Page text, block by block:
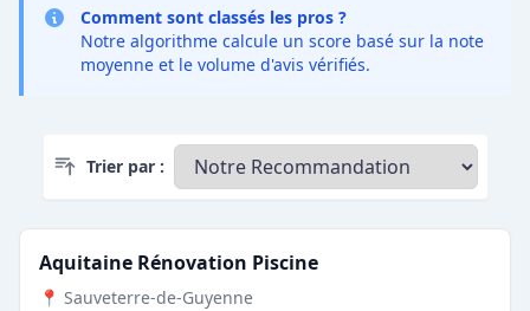
Comment sont classés les pros ?
Notre algorithme calcule un score basé sur la note
moyenne et le volume d'avis vérifiés.
Trier par :
Aquitaine Rénovation Piscine
📍 Sauveterre-de-Guyenne